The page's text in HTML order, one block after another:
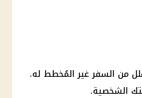
من السفر غير المُخطط له.
الشخصية.